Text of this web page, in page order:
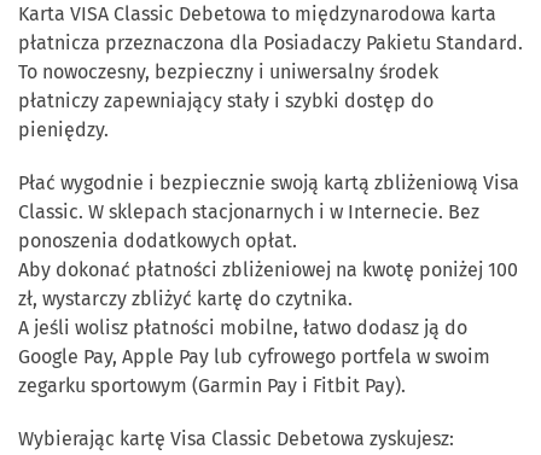
Karta VISA Classic Debetowa to międzynarodowa karta
płatnicza przeznaczona dla Posiadaczy Pakietu Standard.
To nowoczesny, bezpieczny i uniwersalny środek
płatniczy zapewniający stały i szybki dostęp do
pieniędzy.
Płać wygodnie i bezpiecznie swoją kartą zbliżeniową Visa
Classic. W sklepach stacjonarnych i w Internecie. Bez
ponoszenia dodatkowych opłat.
Aby dokonać płatności zbliżeniowej na kwotę poniżej 100
zł, wystarczy zbliżyć kartę do czytnika.
A jeśli wolisz płatności mobilne, łatwo dodasz ją do
Google Pay, Apple Pay lub cyfrowego portfela w swoim
zegarku sportowym (Garmin Pay i Fitbit Pay).
Wybierając kartę Visa Classic Debetowa zyskujesz: